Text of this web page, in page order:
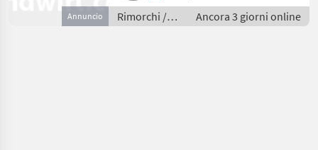
Annuncio
Rimorchi /
Rimorchi per
Ancora 3 giorni online